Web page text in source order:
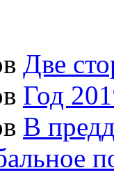
Две
Год
В